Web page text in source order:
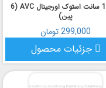
فن 12 سانت استوک اورجینال AVC (6
پین)
299,000 تومان
جزئیات محصول